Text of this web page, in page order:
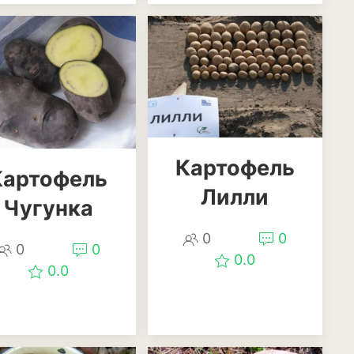
Чугунка
0
0
0.0
Картофель
Лилли
0
0
0.0